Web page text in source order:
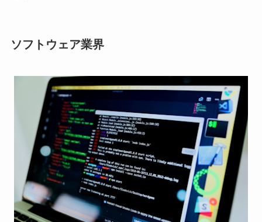
ソフトウェア業界